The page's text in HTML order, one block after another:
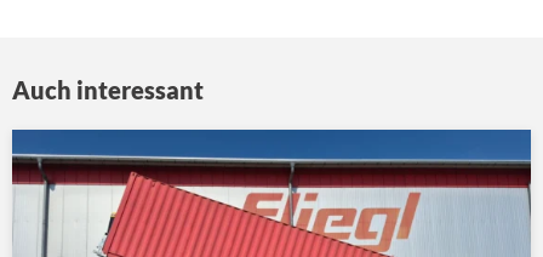
Auch interessant